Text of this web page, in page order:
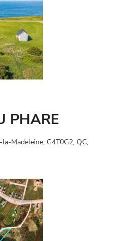
PHARE
Madeleine, G4T0G2, QC,